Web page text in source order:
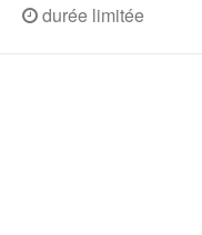
durée limitée